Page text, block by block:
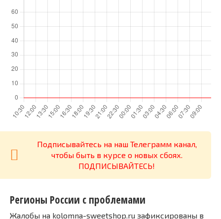
Подписывайтесь на наш Телеграмм канал,
чтобы быть в курсе о новых сбоях.
ПОДПИСЫВАЙТЕСЬ!
Регионы России с проблемами
Жалобы на kolomna-sweetshop.ru зафиксированы в